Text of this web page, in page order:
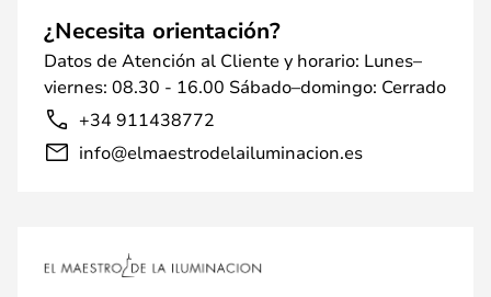
¿Necesita orientación?
Datos de Atención al Cliente y horario: Lunes–
viernes: 08.30 - 16.00 Sábado–domingo: Cerrado
+34 911438772
info@elmaestrodelailuminacion.es